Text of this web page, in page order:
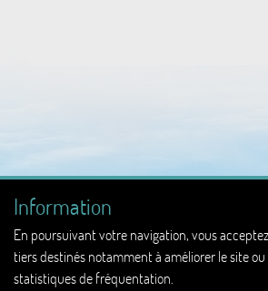
Information
En poursuivant votre navigation, vous
tiers destinés notamment à améliorer le site
statistiques de fréquentation.